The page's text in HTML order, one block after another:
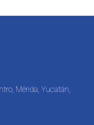
Mérida, Yucatán,